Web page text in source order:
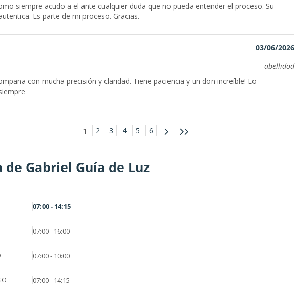
siempre acudo a el ante cualquier duda que no pueda entender el proceso. Su
Es parte de mi proceso. Gracias.
03/06/2026
abellidod
con mucha precisión y claridad. Tiene paciencia y un don increíble! Lo
1 2 3 4 5 6
de Gabriel Guía de Luz
07:00 - 14:15
07:00 - 16:00
07:00 - 10:00
07:00 - 14:15